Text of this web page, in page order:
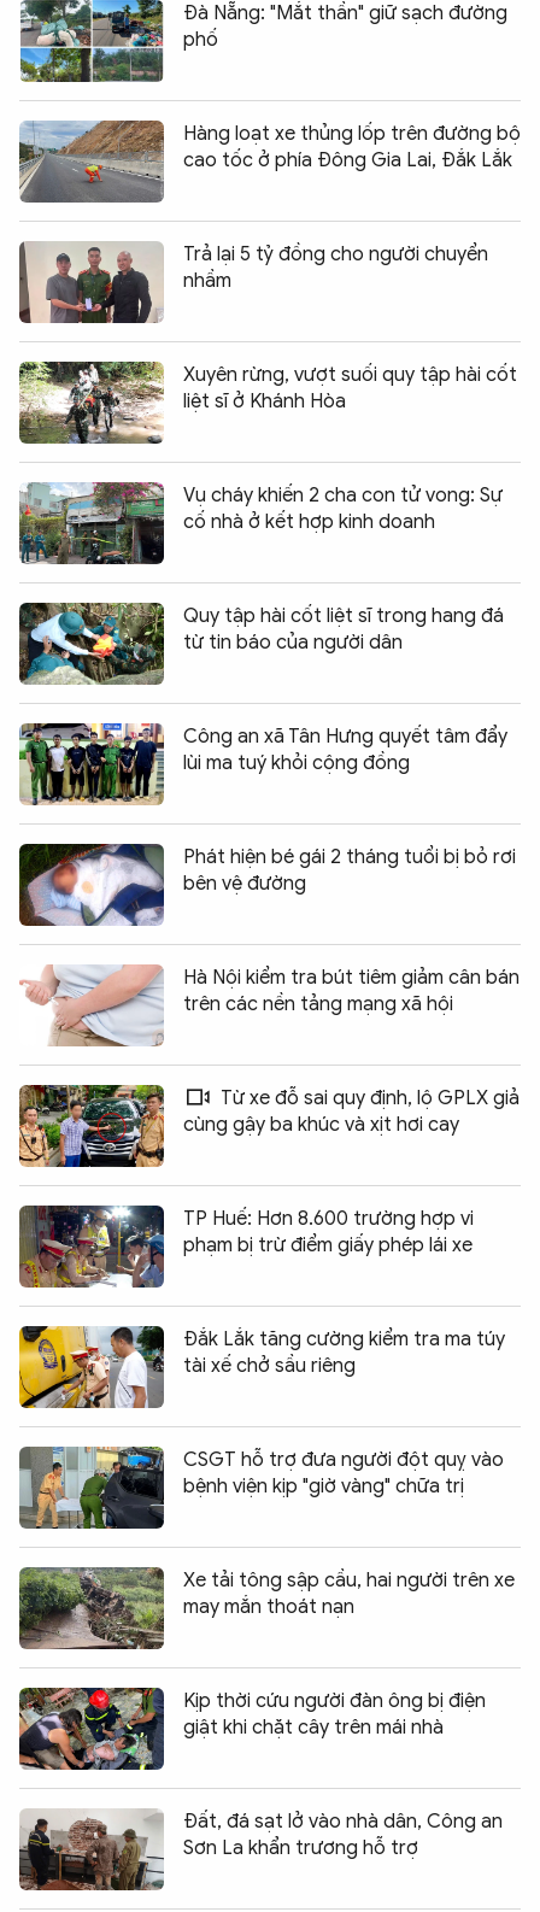
Đà Nẵng: "Mắt thần" giữ sạch đường
phố
Hàng loạt xe thủng lốp trên đường bộ
cao tốc ở phía Đông Gia Lai, Đắk Lắk
Trả lại 5 tỷ đồng cho người chuyển
nhầm
Xuyên rừng, vượt suối quy tập hài cốt
liệt sĩ ở Khánh Hòa
Vụ cháy khiến 2 cha con tử vong: Sự
cố nhà ở kết hợp kinh doanh
Quy tập hài cốt liệt sĩ trong hang đá
từ tin báo của người dân
Công an xã Tân Hưng quyết tâm đẩy
lùi ma tuý khỏi cộng đồng
Phát hiện bé gái 2 tháng tuổi bị bỏ rơi
bên vệ đường
Hà Nội kiểm tra bút tiêm giảm cân bán
trên các nền tảng mạng xã hội
Từ xe đỗ sai quy định, lộ GPLX giả
cùng gậy ba khúc và xịt hơi cay
TP Huế: Hơn 8.600 trường hợp vi
phạm bị trừ điểm giấy phép lái xe
Đắk Lắk tăng cường kiểm tra ma túy
tài xế chở sầu riêng
CSGT hỗ trợ đưa người đột quỵ vào
bệnh viện kịp "giờ vàng" chữa trị
Xe tải tông sập cầu, hai người trên xe
may mắn thoát nạn
Kịp thời cứu người đàn ông bị điện
giật khi chặt cây trên mái nhà
Đất, đá sạt lở vào nhà dân, Công an
Sơn La khẩn trương hỗ trợ